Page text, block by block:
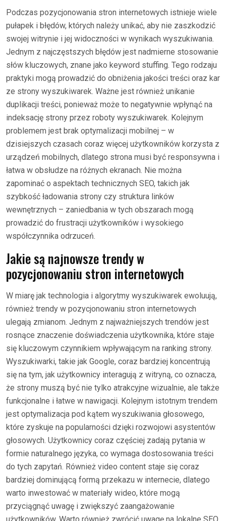
Podczas pozycjonowania stron internetowych istnieje wiele
pułapek i błędów, których należy unikać, aby nie zaszkodzić
swojej witrynie i jej widoczności w wynikach wyszukiwania.
Jednym z najczęstszych błędów jest nadmierne stosowanie
słów kluczowych, znane jako keyword stuffing. Tego rodzaju
praktyki mogą prowadzić do obniżenia jakości treści oraz kar
ze strony wyszukiwarek. Ważne jest również unikanie
duplikacji treści, ponieważ może to negatywnie wpłynąć na
indeksację strony przez roboty wyszukiwarek. Kolejnym
problemem jest brak optymalizacji mobilnej – w
dzisiejszych czasach coraz więcej użytkowników korzysta z
urządzeń mobilnych, dlatego strona musi być responsywna i
łatwa w obsłudze na różnych ekranach. Nie można
zapominać o aspektach technicznych SEO, takich jak
szybkość ładowania strony czy struktura linków
wewnętrznych – zaniedbania w tych obszarach mogą
prowadzić do frustracji użytkowników i wysokiego
współczynnika odrzuceń.
Jakie są najnowsze trendy w
pozycjonowaniu stron internetowych
W miarę jak technologia i algorytmy wyszukiwarek ewoluują,
również trendy w pozycjonowaniu stron internetowych
ulegają zmianom. Jednym z najważniejszych trendów jest
rosnące znaczenie doświadczenia użytkownika, które staje
się kluczowym czynnikiem wpływającym na ranking strony.
Wyszukiwarki, takie jak Google, coraz bardziej koncentrują
się na tym, jak użytkownicy interagują z witryną, co oznacza,
że strony muszą być nie tylko atrakcyjne wizualnie, ale także
funkcjonalne i łatwe w nawigacji. Kolejnym istotnym trendem
jest optymalizacja pod kątem wyszukiwania głosowego,
które zyskuje na popularności dzięki rozwojowi asystentów
głosowych. Użytkownicy coraz częściej zadają pytania w
formie naturalnego języka, co wymaga dostosowania treści
do tych zapytań. Również video content staje się coraz
bardziej dominującą formą przekazu w internecie, dlatego
warto inwestować w materiały wideo, które mogą
przyciągnąć uwagę i zwiększyć zaangażowanie